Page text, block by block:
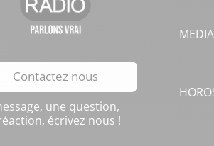
Contactez nous
une question,
écrivez nous !